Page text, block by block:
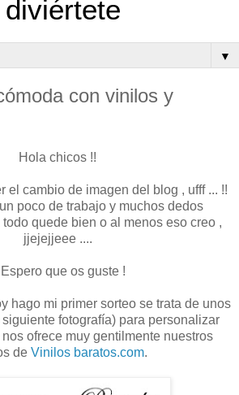
▼
con vinilos y
Hola chicos !!
el cambio de imagen del blog , ufff ... !!
poco de trabajo y muchos dedos
quede bien o al menos eso creo ,
jjejejjeee ....
Espero que os guste !
hago mi primer sorteo se trata de unos
fotografía) para personalizar
ofrece muy gentilmente nuestros
de Vinilos baratos.com.